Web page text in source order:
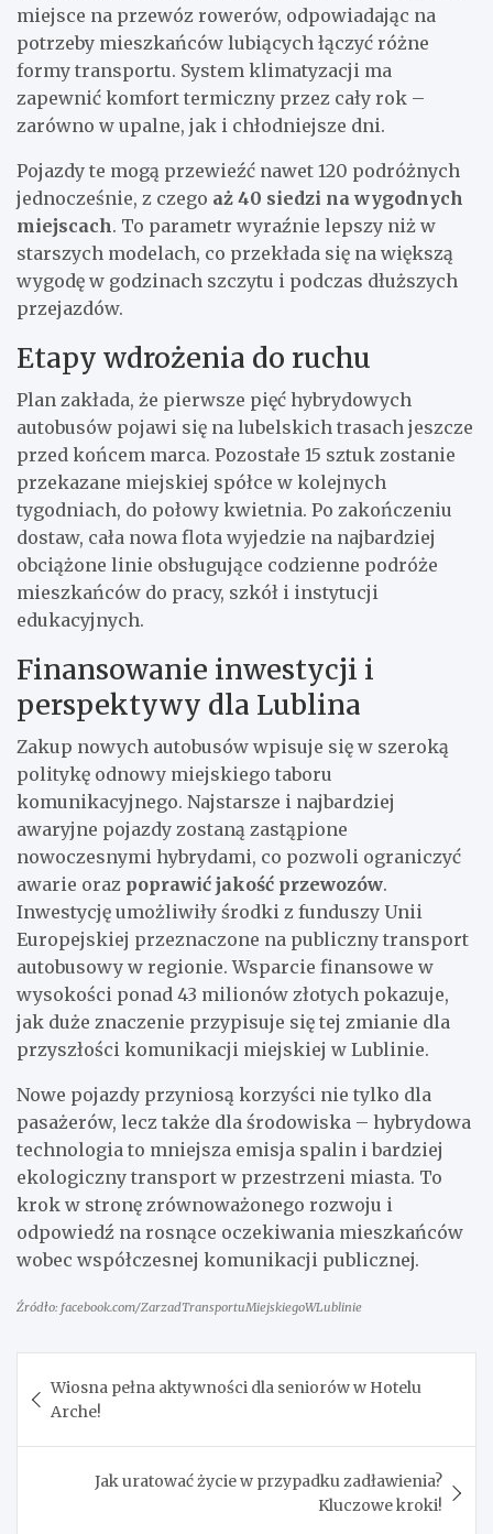
miejsce na przewóz rowerów, odpowiadając na
potrzeby mieszkańców lubiących łączyć różne
formy transportu. System klimatyzacji ma
zapewnić komfort termiczny przez cały rok –
zarówno w upalne, jak i chłodniejsze dni.
Pojazdy te mogą przewieźć nawet 120 podróżnych
jednocześnie, z czego aż 40 siedzi na wygodnych
miejscach. To parametr wyraźnie lepszy niż w
starszych modelach, co przekłada się na większą
wygodę w godzinach szczytu i podczas dłuższych
przejazdów.
Etapy wdrożenia do ruchu
Plan zakłada, że pierwsze pięć hybrydowych
autobusów pojawi się na lubelskich trasach jeszcze
przed końcem marca. Pozostałe 15 sztuk zostanie
przekazane miejskiej spółce w kolejnych
tygodniach, do połowy kwietnia. Po zakończeniu
dostaw, cała nowa flota wyjedzie na najbardziej
obciążone linie obsługujące codzienne podróże
mieszkańców do pracy, szkół i instytucji
edukacyjnych.
Finansowanie inwestycji i
perspektywy dla Lublina
Zakup nowych autobusów wpisuje się w szeroką
politykę odnowy miejskiego taboru
komunikacyjnego. Najstarsze i najbardziej
awaryjne pojazdy zostaną zastąpione
nowoczesnymi hybrydami, co pozwoli ograniczyć
awarie oraz poprawić jakość przewozów.
Inwestycję umożliwiły środki z funduszy Unii
Europejskiej przeznaczone na publiczny transport
autobusowy w regionie. Wsparcie finansowe w
wysokości ponad 43 milionów złotych pokazuje,
jak duże znaczenie przypisuje się tej zmianie dla
przyszłości komunikacji miejskiej w Lublinie.
Nowe pojazdy przyniosą korzyści nie tylko dla
pasażerów, lecz także dla środowiska – hybrydowa
technologia to mniejsza emisja spalin i bardziej
ekologiczny transport w przestrzeni miasta. To
krok w stronę zrównoważonego rozwoju i
odpowiedź na rosnące oczekiwania mieszkańców
wobec współczesnej komunikacji publicznej.
Źródło: facebook.com/ZarzadTransportuMiejskiegoWLublinie
wpisu
Wiosna pełna aktywności dla seniorów w Hotelu
Arche!
Jak uratować życie w przypadku zadławienia?
Kluczowe kroki!